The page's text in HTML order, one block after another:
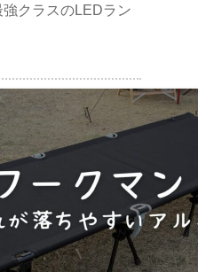
クラスのLEDラン